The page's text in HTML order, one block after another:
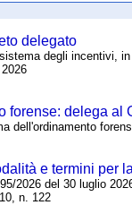
delegato
degli
forense: delega
dell'ordinamento
e termini
2026 del 30 luglio
n. 122